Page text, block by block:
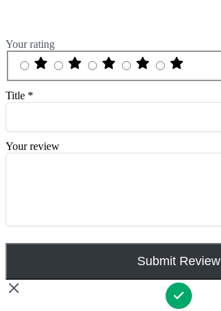
Your rating
Title *
Your review
Submit Review